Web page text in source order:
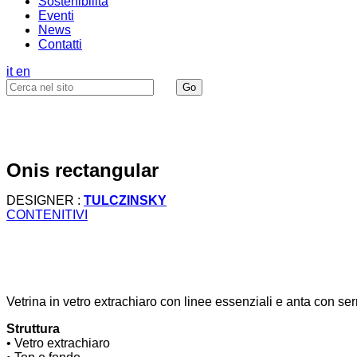
Eventi
News
Contatti
it en
onis rectangular
DESIGNER : TULCZINSKY
CONTENITIVI
Vetrina in vetro extrachiaro con linee essenziali e anta con
Struttura
• Vetro extrachiaro